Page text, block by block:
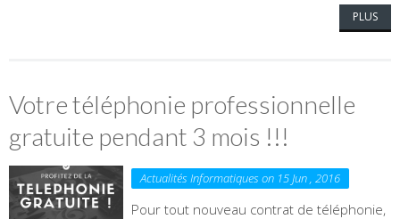
PLUS
Votre téléphonie professionnelle
gratuite pendant 3 mois !!!
Actualités Informatiques on 15 Jun , 2016
Pour tout nouveau contrat de téléphonie,